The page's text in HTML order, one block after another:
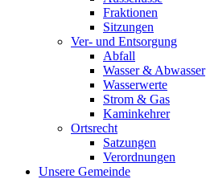
Fraktionen
Sitzungen
Ver- und Entsorgung
Abfall
Wasser & Abwasser
Wasserwerte
Strom & Gas
Kaminkehrer
Ortsrecht
Satzungen
Verordnungen
Unsere Gemeinde